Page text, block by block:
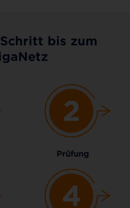
bis zum
Prüfung